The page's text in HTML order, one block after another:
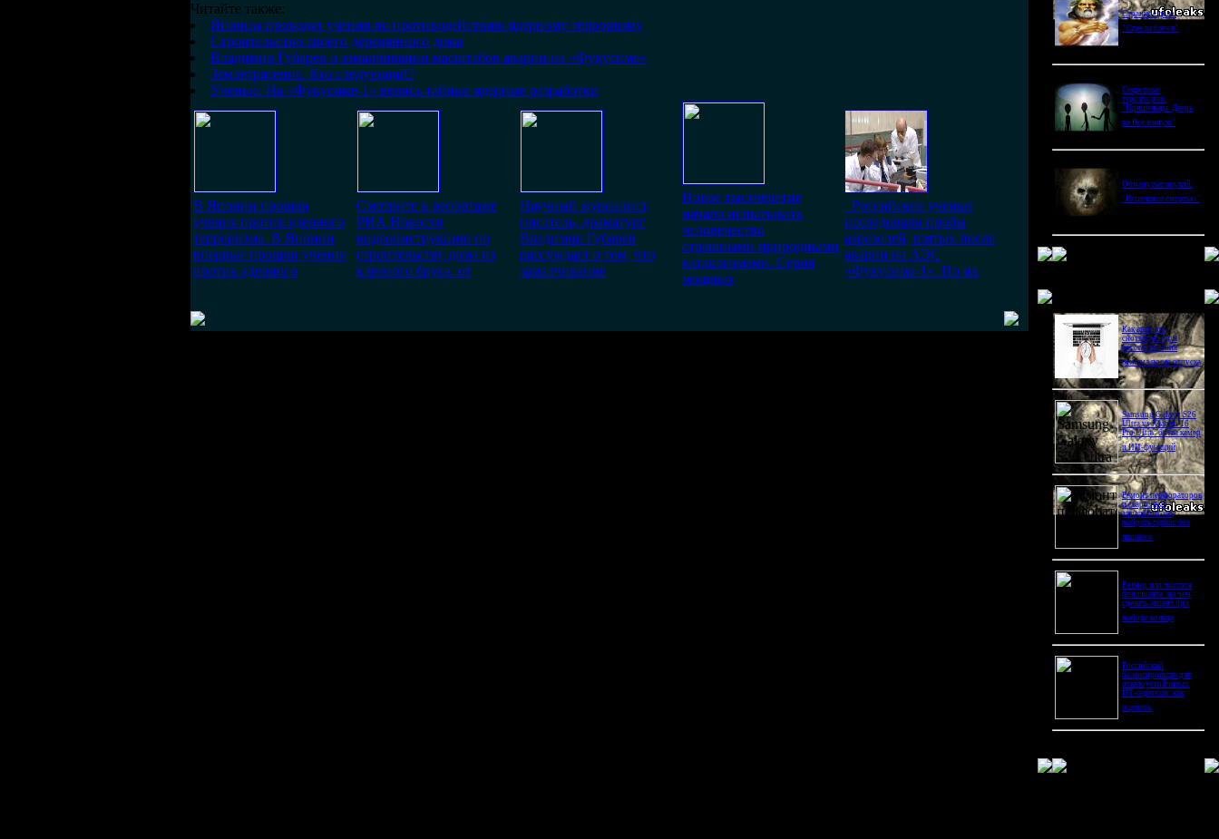
Читайте также:
Японцы проводят учения по противодействию ядерному терроризму
Строительство своего деревянного дома
Владимир Губарев о замалчивании масштабов аварии на «Фукусиме»
Землетрясение. Кто следующий?
Ученые: На «Фукусиме-1» велись тайные ядерные разработки
В Японии прошли
учения против ядерного
терроризма. В Японии
впервые прошли учения
против ядерного
Смотрите в репортаже
РИА Новости
видеоинструкцию по
строительству дома из
клееного бруса: от
Научный журналист,
писатель, драматург
Владимир Губарев
рассуждает о том, что
замалчивание
Новое тысячелетие
начало испытывать
человечество
страшными природными
катаклизмами. Серия
мощных
Российские ученые
исследовали пробы
аэрозолей, взятых после
аварии на АЭС
«Фукусима-1». По их
Странное дело.
"Стрелы богов"
Секретные
территории.
"Пришельцы. Дверь
во Вселенную"
Обманутые наукой.
"Исцеление смертью"
Как выбрать
снотворное для
восстановления
режима после отпуска
Samsung Galaxy S26
Ultra vs Xiaomi 16
Pro Ultra: битва камер
и ИИ-функций
Ремонт перфораторов
и сварочных
аппаратов: как
выбрать сервис без
лишнего
Размер или чистота
бриллианта: на чем
сделать акцент при
выборе кольца
Российский
балансировщик для
отказоустойчивых
ИТ-сервисов: как
оценить